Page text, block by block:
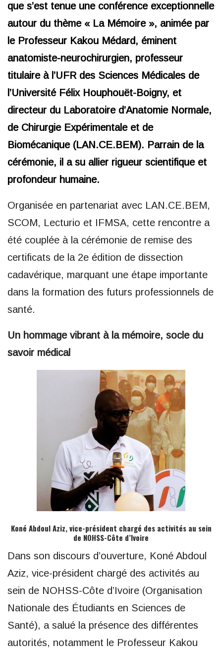
que s’est tenue une conférence exceptionnelle
autour du thème « La Mémoire », animée par
le Professeur Kakou Médard, éminent
anatomiste-neurochirurgien, professeur
titulaire à l’UFR des Sciences Médicales de
l’Université Félix Houphouët-Boigny, et
directeur du Laboratoire d’Anatomie Normale,
de Chirurgie Expérimentale et de
Biomécanique (LAN.CE.BEM). Parrain de la
cérémonie, il a su allier rigueur scientifique et
profondeur humaine.
Organisée en partenariat avec LAN.CE.BEM,
SCOM, Lecturio et IFMSA, cette rencontre a
été couplée à la cérémonie de remise des
certificats de la 2e édition de dissection
cadavérique, marquant une étape importante
dans la formation des futurs professionnels de
santé.
Un hommage vibrant à la mémoire, socle du
savoir médical
Koné Abdoul Aziz, vice-président chargé des activités au sein
de NOHSS-Côte d’Ivoire
Dans son discours d’ouverture, Koné Abdoul
Aziz, vice-président chargé des activités au
sein de NOHSS-Côte d’Ivoire (Organisation
Nationale des Étudiants en Sciences de
Santé), a salué la présence des différentes
autorités, notamment le Professeur Kakou